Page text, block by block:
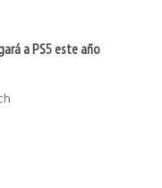
a PS5 este año